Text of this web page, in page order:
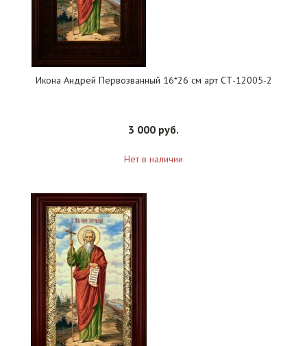
Икона Андрей Первозванный 16*26 см арт СТ-12005-2
3 000 руб.
Нет в наличии